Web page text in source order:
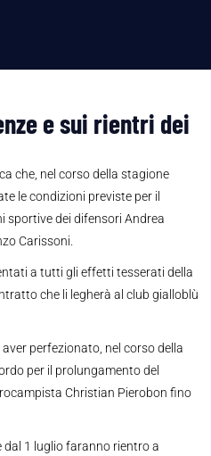
e sui rientri dei
che, nel corso della stagione
le condizioni previste per il
sportive dei difensori Andrea
Carissoni.
a tutti gli effetti tesserati della
che li legherà al club gialloblù
perfezionato, nel corso della
per il prolungamento del
Christian Pierobon fino
dal 1 luglio faranno rientro a